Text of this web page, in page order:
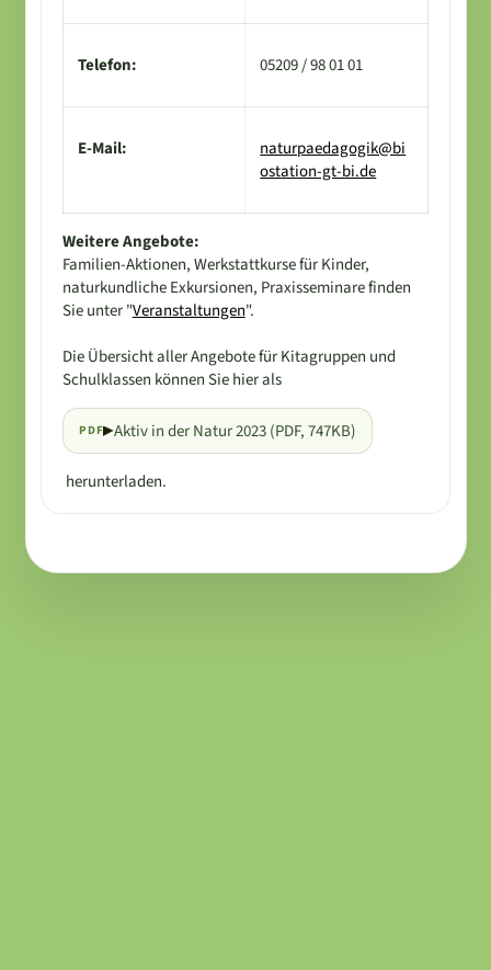
Telefon: 05209 / 98 01 01
E-Mail:
naturpaedagogik@bi
ostation-gt-bi.de
Weitere Angebote:
Familien-Aktionen, Werkstattkurse für Kinder,
naturkundliche Exkursionen, Praxisseminare finden
Sie unter "Veranstaltungen".
Die Übersicht aller Angebote für Kitagruppen und
Schulklassen können Sie hier als
PDF Aktiv in der Natur 2023 (PDF, 747KB)
herunterladen.